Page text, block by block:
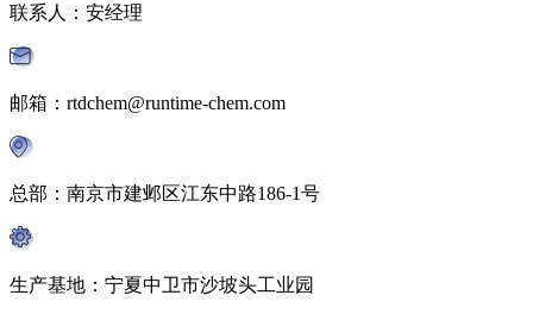
联系人：安经理
邮箱：rtdchem@runtime-chem.com
总部：南京市建邺区江东中路186-1号
生产基地：宁夏中卫市沙坡头工业园